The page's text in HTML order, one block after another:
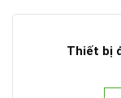
Thiết bị